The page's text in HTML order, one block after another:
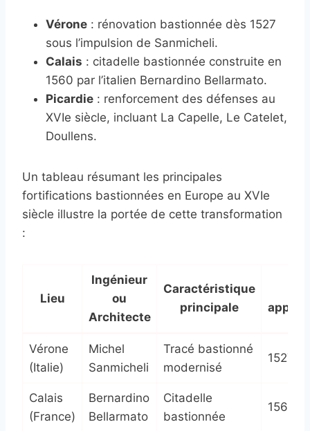
Vérone : rénovation bastionnée dès 1527
sous l’impulsion de Sanmicheli.
Calais : citadelle bastionnée construite en
1560 par l’italien Bernardino Bellarmato.
Picardie : renforcement des défenses au
XVIe siècle, incluant La Capelle, Le Catelet,
Doullens.
Un tableau résumant les principales
fortifications bastionnées en Europe au XVIe
siècle illustre la portée de cette transformation
:
Lieu
Ingénieur
ou
Architecte
Caractéristique
principale
Vérone
(Italie)
Michel
Sanmicheli
Tracé bastionné
modernisé
1527
Calais
(France)
Bernardino
Bellarmato
Citadelle
bastionnée
1560